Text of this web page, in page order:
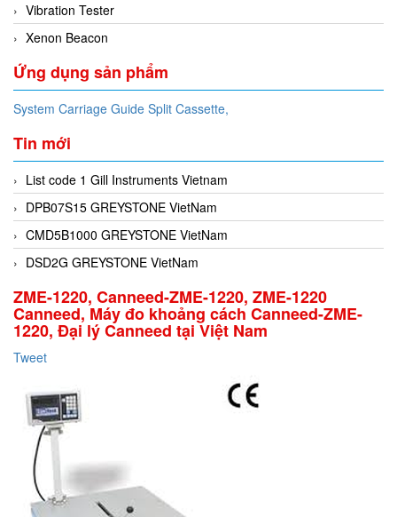
Vibration Tester
Xenon Beacon
Ứng dụng sản phẩm
System Carriage Guide Split Cassette,
Tin mới
List code 1 Gill Instruments Vietnam
DPB07S15 GREYSTONE VietNam
CMD5B1000 GREYSTONE VietNam
DSD2G GREYSTONE VietNam
ZME-1220, Canneed-ZME-1220, ZME-1220
Canneed, Máy đo khoảng cách Canneed-ZME-
1220, Đại lý Canneed tại Việt Nam
Tweet